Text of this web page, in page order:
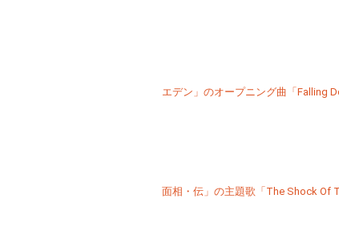
エデン」のオープニング曲「Falling
面相・伝」の主題歌「The Shock Of